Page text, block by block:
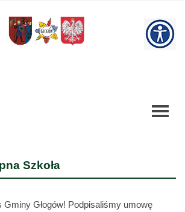
Szkoła
Gminy Głogów! Podpisaliśmy umowę